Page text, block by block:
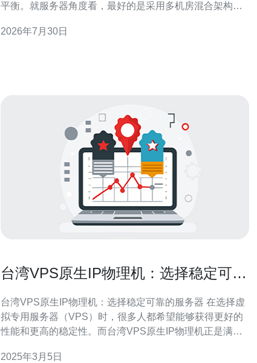
平衡。就服务器角度看，最好的是采用多机房混合架构以
独立IP+云主机混合部署，兼顾速度与合规；最便宜的方式
2026年7月30日
台湾VPS原生IP物理机：选择稳定可靠
台湾VPS原生IP物理机：选择稳定可靠的服务器 在选择虚
拟专用服务器（VPS）时，很多人都希望能够获得更好的
性能和更高的稳定性。而台湾VPS原生IP物理机正是满足
理实体服务器，而不是共享服务器，因此能够提供更高的
2025年3月5日